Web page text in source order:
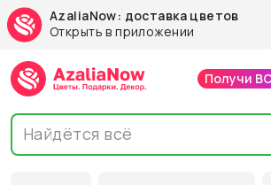
AzaliaNow: доставка цветов
Открыть в приложении
Получи